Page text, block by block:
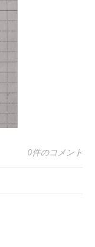
0件のコメント